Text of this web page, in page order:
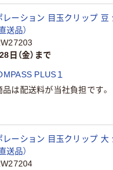
レーション 目玉クリップ 豆
送品）
日（金）まで
PLUS１
は配送料が当社負担です。
レーション 目玉クリップ 大
送品）